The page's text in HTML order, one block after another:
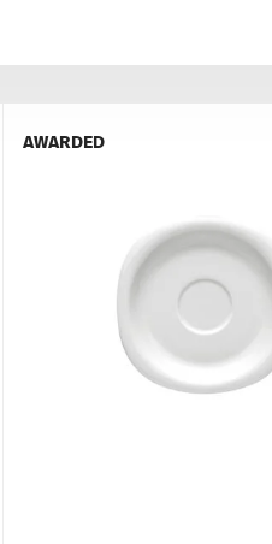
AWARDED